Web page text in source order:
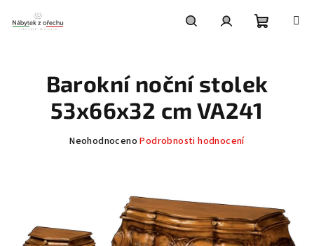
obsah
košík
Barokní noční stolek
53x66x32 cm VA241
Průměrné
hvězdiček.
Neohodnoceno Podrobnosti hodnocení